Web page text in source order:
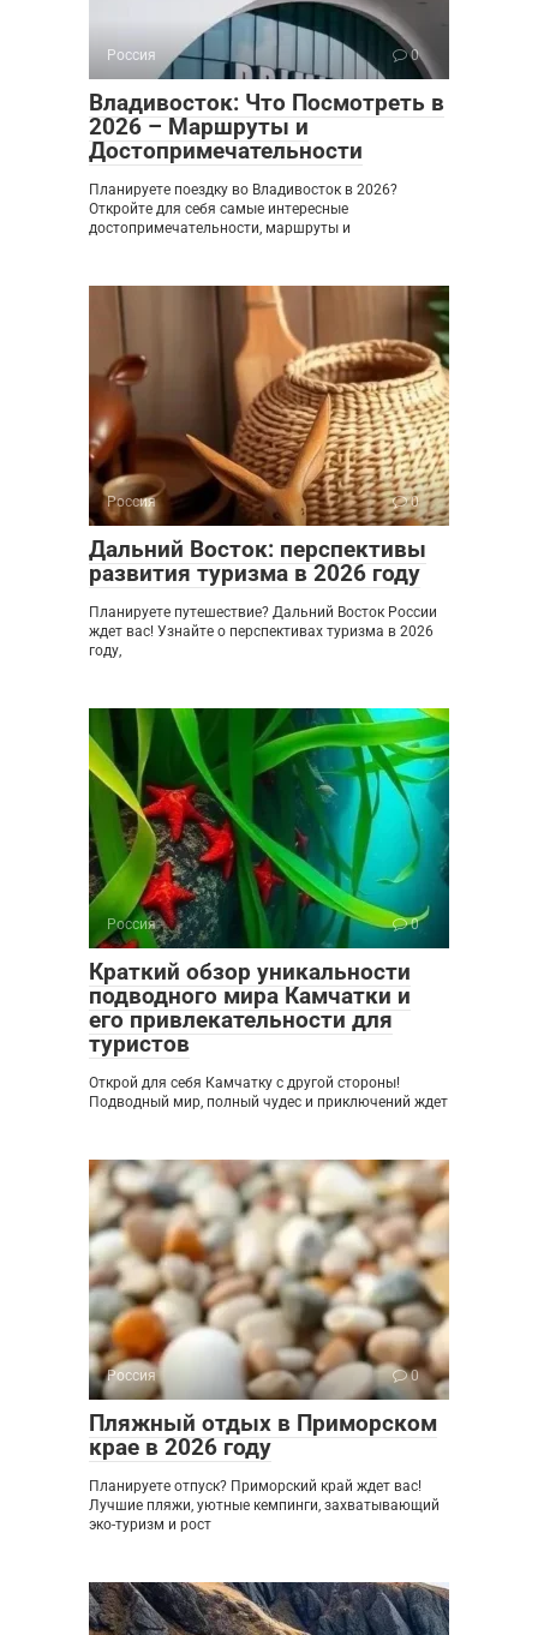
Россия 0
Владивосток: Что Посмотреть в
2026 – Маршруты и
Достопримечательности
Планируете поездку во Владивосток в 2026?
Откройте для себя самые интересные
достопримечательности, маршруты и
Россия 0
Дальний Восток: перспективы
развития туризма в 2026 году
Планируете путешествие? Дальний Восток России
ждет вас! Узнайте о перспективах туризма в 2026
году,
Россия 0
Краткий обзор уникальности
подводного мира Камчатки и
его привлекательности для
туристов
Открой для себя Камчатку с другой стороны!
Подводный мир, полный чудес и приключений ждет
Россия 0
Пляжный отдых в Приморском
крае в 2026 году
Планируете отпуск? Приморский край ждет вас!
Лучшие пляжи, уютные кемпинги, захватывающий
эко-туризм и рост